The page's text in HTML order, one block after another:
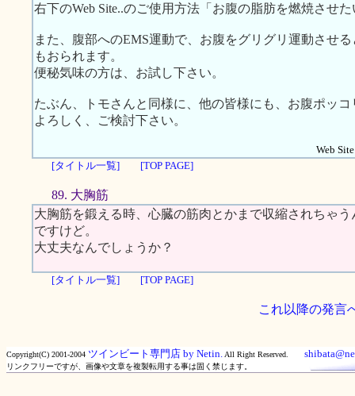
右下のWeb Site..のご使用方法「お腹の脂肪を燃焼させ
また、腹部へのEMS運動で、お腹をグリグリ運動させ
もおられます。
便秘気味の方は、お試し下さい。
たぶん、トモさんと同様に、他の皆様にも、お腹ポッ
よろしく、ご検討下さい。
Web
[タイトル一覧]
[TOP PAGE]
89. 大胸筋
大胸筋を鍛える時、心臓の筋肉とかまで収縮されちゃ
ですけど。
大丈夫なんでしょうか？
[タイトル一覧] [TOP PAGE]
これ以降の発言
Copyright(C) 2001-2004 ツインビート専門店 by Netin. All Right Reserved.
リンクフリーですが、画像や文章を複製転用する事は固く禁じます。